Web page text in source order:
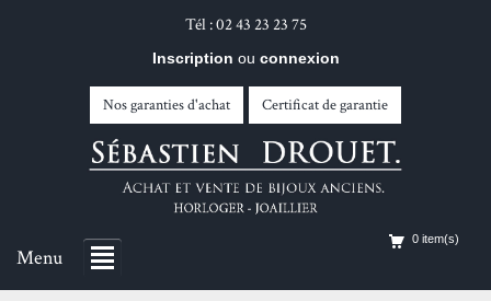
0 item(s)
Inscription ou connexion
Tél : 02 43 23 23 75
Nos garanties d'achat Certificat de garantie
Menu